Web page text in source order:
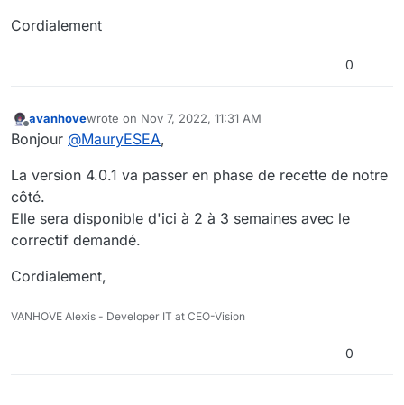
Cordialement
0
Offline
avanhovewrote on Nov 7, 2022, 11:31 AM
last edited by
Bonjour @MauryESEA,
La version 4.0.1 va passer en phase de recette de notre
côté.
Elle sera disponible d'ici à 2 à 3 semaines avec le
correctif demandé.
Cordialement,
VANHOVE Alexis - Developer IT at CEO-Vision
0